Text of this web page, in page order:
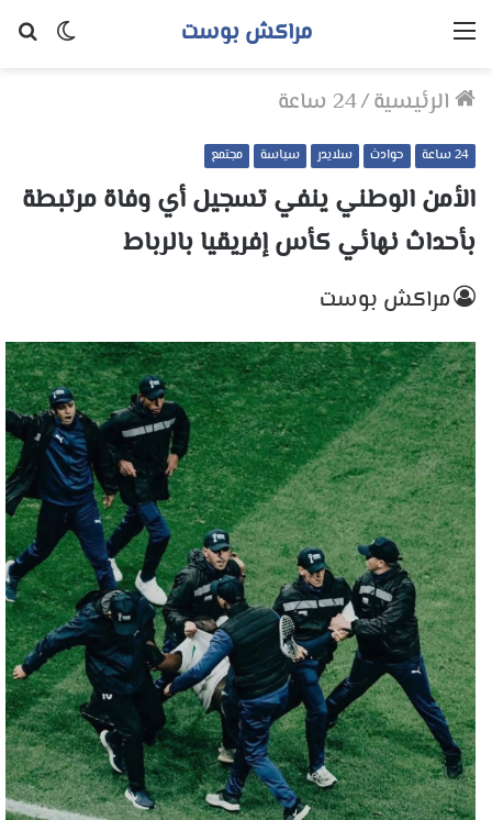
الوضع
مراكش بوست القائمة
الرئيسية/24 ساعة
24 ساعة حوادث سلايدر سياسة مجتمع
الأمن الوطني ينفي تسجيل أي وفاة مرتبطة
بأحداث نهائي كأس إفريقيا بالرباط
مراكش بوست